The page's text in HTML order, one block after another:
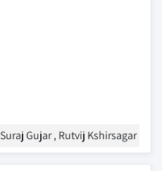
Suraj Gujar , Rutvij Kshirsagar